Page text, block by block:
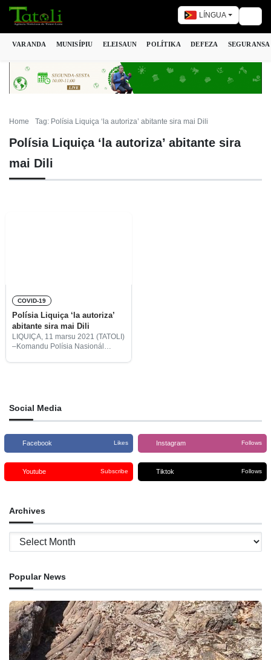
LÍNGUA
VARANDA MUNISÍPIU ELEISAUN POLÍTIKA DEFEZA SEGURANSA
Home Tag: Polísia Liquiça ‘la autoriza’ abitante sira mai Dili
Polísia Liquiça ‘la autoriza’ abitante sira
mai Dili
COVID-19
Polísia Liquiça ‘la autoriza’
abitante sira mai Dili
LIQUIÇA, 11 marsu 2021 (TATOLI)
–Komandu Polísia Nasionál
Social Media
Facebook Likes Instagram Follows
Youtube Subscribe Tiktok Follows
Archives
Archives
Popular News